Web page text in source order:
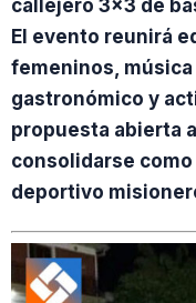
callejero 3×3 de
El evento reunirá
femeninos,
gastronómico y
propuesta abierta
consolidarse
deportivo